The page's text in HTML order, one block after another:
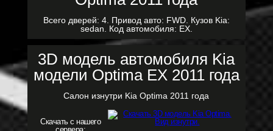
Всего дверей: 4. Привод авто: FWD. Кузов Kia:
sedan. Код автомобиля: EX.
3D модель автомобиля Kia
модели Optima EX 2011 года
Салон изнутри Kia Optima 2011 года
Скачать с нашего